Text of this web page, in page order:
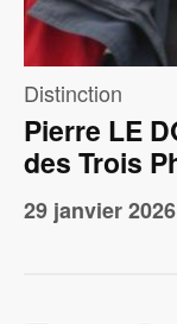
Distinction
Pierre LE
des Trois
29 janvier 2026